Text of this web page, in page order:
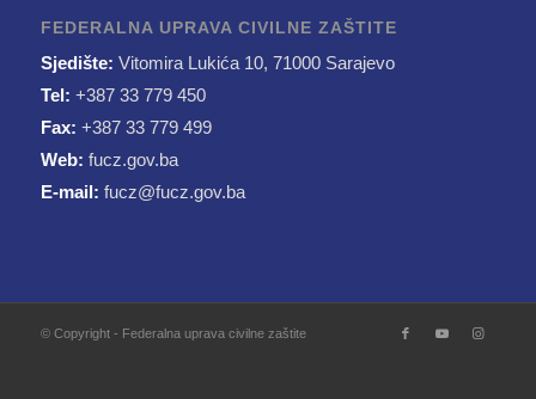
FEDERALNA UPRAVA CIVILNE ZAŠTITE
Sjedište: Vitomira Lukića 10, 71000 Sarajevo
Tel: +387 33 779 450
Fax: +387 33 779 499
Web: fucz.gov.ba
E-mail: fucz@fucz.gov.ba
© Copyright - Federalna uprava civilne zaštite